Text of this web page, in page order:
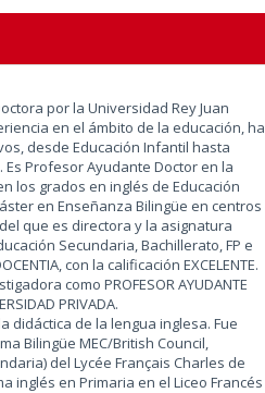
por la Universidad Rey Juan
en el ámbito de la educación, ha
desde Educación Infantil hasta
Profesor Ayudante Doctor en la
los grados en inglés de Educación
en Enseñanza Bilingüe en centros
que es directora y la asignatura
Secundaria, Bachillerato, FP e
con la calificación EXCELENTE.
como PROFESOR AYUDANTE
PRIVADA.
didáctica de la lengua inglesa. Fue
Bilingüe MEC/British Council,
del Lycée Français Charles de
inglés en Primaria en el Liceo Francés